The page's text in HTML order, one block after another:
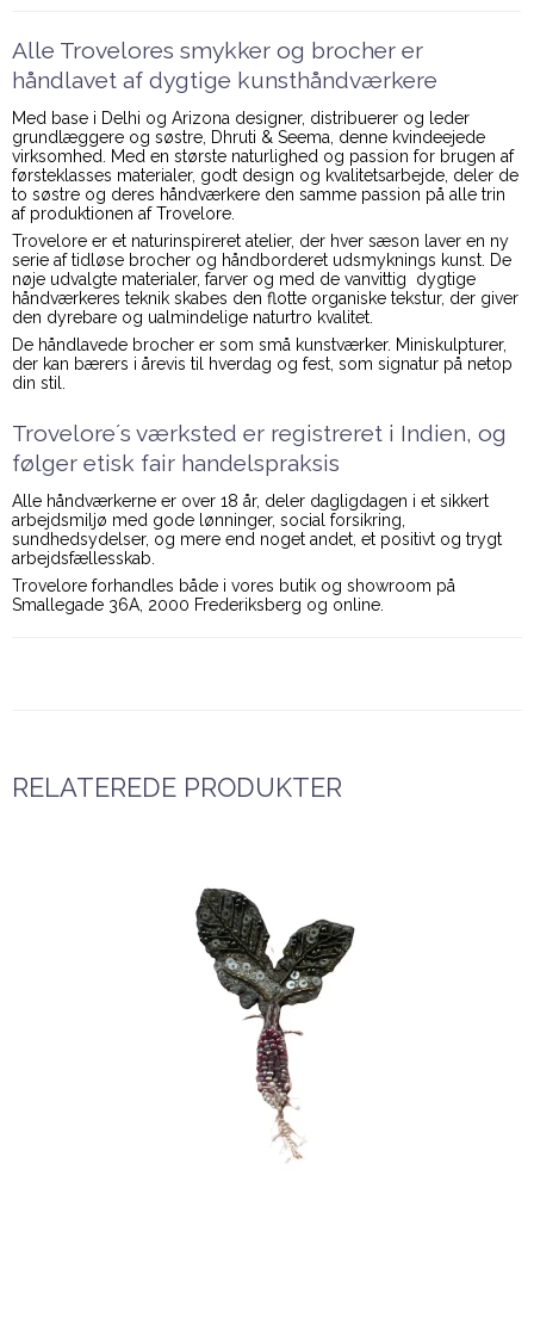
Alle Trovelores smykker og brocher er
håndlavet af dygtige kunsthåndværkere
Med base i Delhi og Arizona designer, distribuerer og leder
grundlæggere og søstre, Dhruti & Seema, denne kvindeejede
virksomhed. Med en største naturlighed og passion for brugen af
førsteklasses materialer, godt design og kvalitetsarbejde, deler de
to søstre og deres håndværkere den samme passion på alle trin
af produktionen af Trovelore.
Trovelore er et naturinspireret atelier, der hver sæson laver en ny
serie af tidløse brocher og håndborderet udsmyknings kunst. De
nøje udvalgte materialer, farver og med de vanvittig dygtige
håndværkeres teknik skabes den flotte organiske tekstur, der giver
den dyrebare og ualmindelige naturtro kvalitet.
De håndlavede brocher er som små kunstværker. Miniskulpturer,
der kan bærers i årevis til hverdag og fest, som signatur på netop
din stil.
Trovelore´s værksted er registreret i Indien, og
følger etisk fair handelspraksis
Alle håndværkerne er over 18 år, deler dagligdagen i et sikkert
arbejdsmiljø med gode lønninger, social forsikring,
sundhedsydelser, og mere end noget andet, et positivt og trygt
arbejdsfællesskab.
Trovelore forhandles både i vores butik og showroom på
Smallegade 36A, 2000 Frederiksberg og online.
RELATEREDE PRODUKTER